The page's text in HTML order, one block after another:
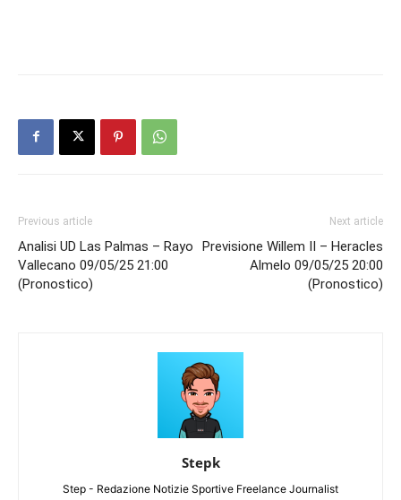
Previous article
Analisi UD Las Palmas – Rayo
Vallecano 09/05/25 21:00
(Pronostico)
Next article
Previsione Willem II – Heracles
Almelo 09/05/25 20:00
(Pronostico)
Stepk
Step - Redazione Notizie Sportive Freelance Journalist